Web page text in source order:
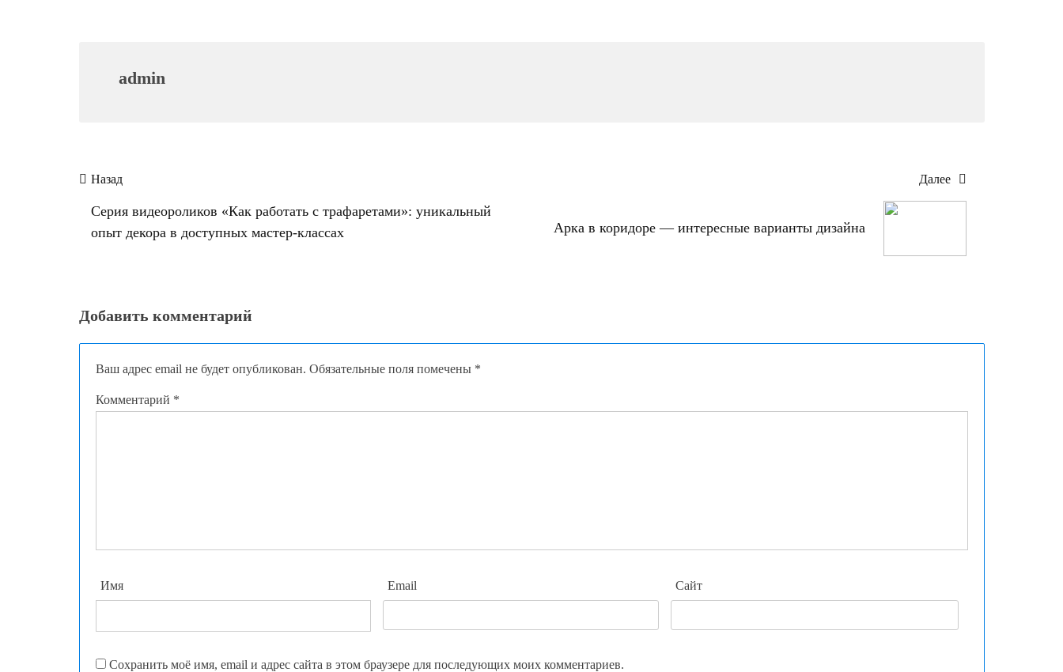
admin
Навигация
записям
Назад
Серия видеороликов «Как работать с трафаретами»: уникальный
опыт декора в доступных мастер-классах
Далее
Арка в коридоре — интересные варианты дизайна
Добавить комментарий
Ваш адрес email не будет опубликован. Обязательные поля помечены *
Комментарий *
Имя Email Сайт
Сохранить моё имя, email и адрес сайта в этом браузере для последующих моих комментариев.